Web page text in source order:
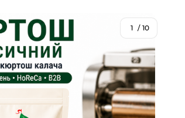
1 / 10